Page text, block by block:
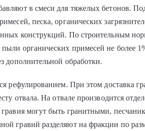
в смеси для тяжелых бетонов.
песка, органических
конструкций. По строительным
органических примесей не более
дополнительной обработки.
рефулированием. При этом доставка
отвала. На отвале производится
гравия могут быть гранитными,
гравий разделяют на фракции по